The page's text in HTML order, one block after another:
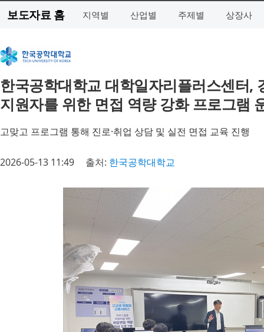
보도자료 홈 지역별 산업별 주제별 상장사
한국공학대학교 대학일자리플러스센터,
지원자를 위한 면접 역량 강화 프로그램
고맞고 프로그램 통해 진로·취업 상담 및 실전 면접 교육 진행
2026-05-13 11:49 출처: 한국공학대학교